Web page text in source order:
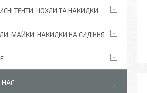
ТЕНТИ, ЧОХЛИ ТА НАКИДКИ
МАЙКИ, НАКИДКИ НА СИДІННЯ
НАС